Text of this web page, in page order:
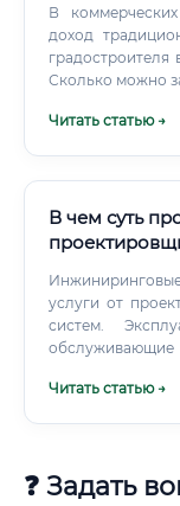
строительства Отдельная история — работа с
техническим
размытыми
недорого».
В
доход
Сколько можно
Читать статью →
В чем суть
услуги от
систем.
обслуживающие
систем.
Читать статью →
❓ Задать